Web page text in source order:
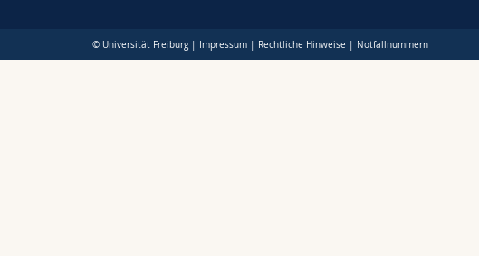
© Universität Freiburg | Impressum | Rechtliche Hinweise | Notfallnummern